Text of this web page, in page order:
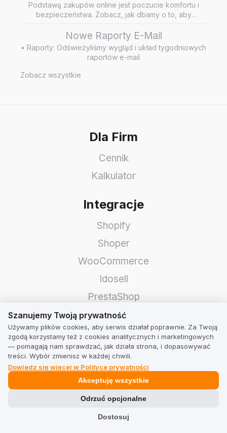
Podstawą zakupów online jest poczucie komfortu i
bezpieczeństwa. Zobacz, jak dbamy o to, aby
Nowe Raporty E-Mail
• Raporty: Odświeżyliśmy wygląd i układ tygodniowych
raportów e-mail
Zobacz wszystkie
Dla Firm
Cennik
Kalkulator
Integracje
Shopify
Shoper
WooCommerce
Idosell
PrestaShop
Prawne
Regulamin dla firm
Regulamin dla użytkowników
Polityka prywatności
Branże
Szanujemy Twoją prywatność
Używamy plików cookies, aby serwis działał poprawnie. Za Twoją
zgodą korzystamy też z cookies analitycznych i marketingowych
— pomagają nam sprawdzać, jak działa strona, i dopasowywać
treści. Wybór zmienisz w każdej chwili.
Dowiedz się więcej w Polityce prywatności
Dostosuj
Odrzuć opcjonalne
Akceptuję wszystkie